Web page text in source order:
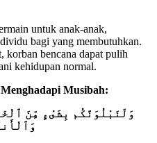
untuk anak-anak,
bagi yang membutuhkan.
korban bencana dapat pulih
kehidupan normal.
Musibah:
وَلَنَبْلُوَنَّكُم بِشَىْءٍ مِّنَ